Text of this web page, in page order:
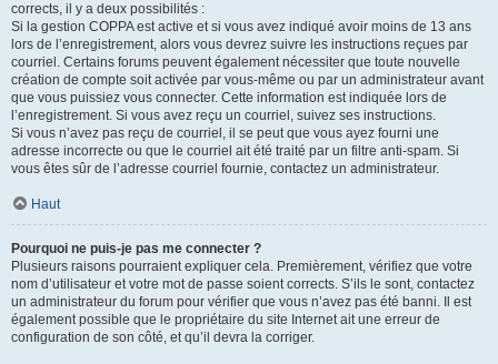
corrects, il y a deux possibilités :
Si la gestion COPPA est active et si vous avez indiqué avoir moins de 13 ans
lors de l’enregistrement, alors vous devrez suivre les instructions reçues par
courriel. Certains forums peuvent également nécessiter que toute nouvelle
création de compte soit activée par vous-même ou par un administrateur avant
que vous puissiez vous connecter. Cette information est indiquée lors de
l’enregistrement. Si vous avez reçu un courriel, suivez ses instructions.
Si vous n’avez pas reçu de courriel, il se peut que vous ayez fourni une
adresse incorrecte ou que le courriel ait été traité par un filtre anti-spam. Si
vous êtes sûr de l’adresse courriel fournie, contactez un administrateur.
Haut
Pourquoi ne puis-je pas me connecter ?
Plusieurs raisons pourraient expliquer cela. Premièrement, vérifiez que votre
nom d’utilisateur et votre mot de passe soient corrects. S’ils le sont, contactez
un administrateur du forum pour vérifier que vous n’avez pas été banni. Il est
également possible que le propriétaire du site Internet ait une erreur de
configuration de son côté, et qu’il devra la corriger.